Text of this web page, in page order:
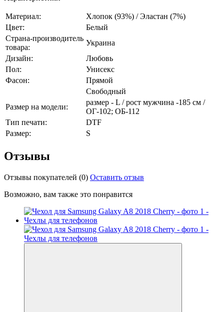
Материал:
Хлопок (93%) / Эластан (7%)
Цвет:
Белый
Страна-производитель
товара:
Украина
Дизайн:
Любовь
Пол:
Унисекс
Фасон:
Прямой
Свободный
Размер на модели:
размер - L / рост мужчина -185 см /
ОГ-102; ОБ-112
Тип печати:
DTF
Размер:
S
Отзывы
Отзывы покупателей (0) Оставить отзыв
Возможно, вам также это понравится